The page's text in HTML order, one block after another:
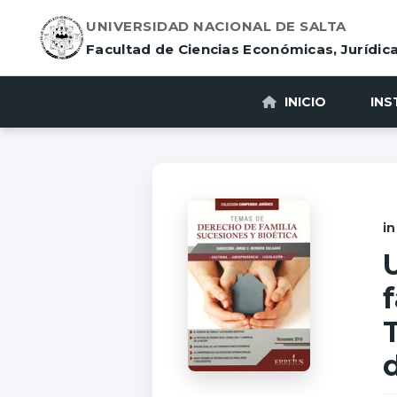
UNIVERSIDAD NACIONAL DE SALTA
Facultad de Ciencias Económicas,
INICIO
in